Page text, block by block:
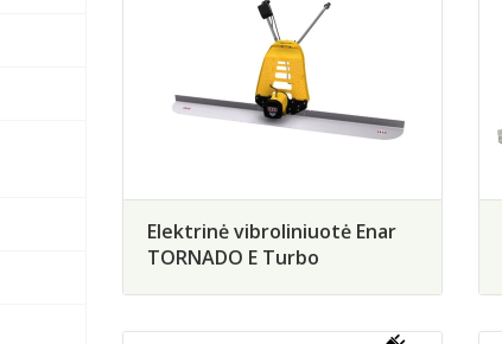
Elektrinė vibroliniuotė Enar
TORNADO E Turbo